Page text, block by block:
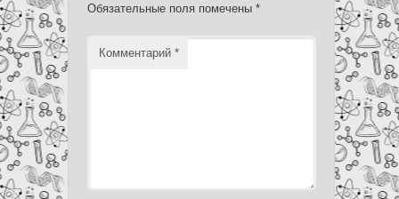
Обязательные поля помечены *
Комментарий *